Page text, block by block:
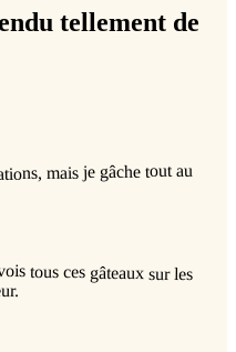
tellement de
mais je gâche tout au
tous ces gâteaux sur les